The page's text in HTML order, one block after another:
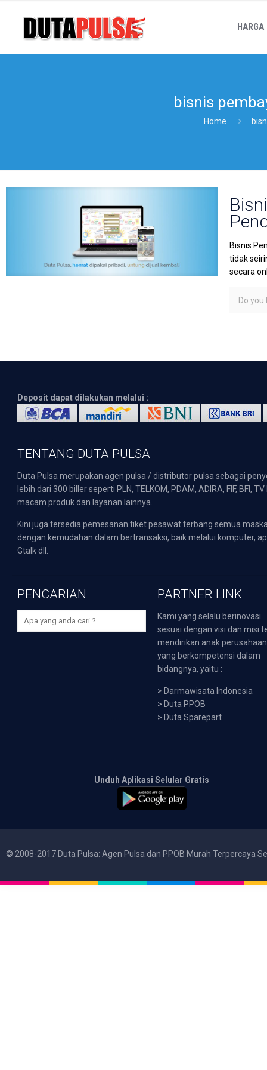
HARGA
bisnis
Home
Bisnis
tidak
secara
Do you
Deposit dapat dilakukan melalui :
TENTANG DUTA PULSA
Duta Pulsa merupakan agen pulsa / distributor pulsa sebagai
lebih dari 300 biller seperti PLN, TELKOM, PDAM, ADIRA, FIF,
macam produk dan layanan lainnya.
Kini juga tersedia pemesanan tiket pesawat terbang semua
dengan kemudahan dalam bertransaksi, baik melalui komputer,
Gtalk dll.
PENCARIAN PARTNER LINK
Kami yang selalu berinovasi
sesuai dengan visi dan misi
mendirikan anak perusahaan
yang berkompetensi dalam
bidangnya, yaitu :
> Darmawisata Indonesia
> Duta PPOB
> Duta Sparepart
Unduh Aplikasi Selular Gratis
© 2008-2017 Duta Pulsa: Agen Pulsa dan PPOB Murah Terpercaya